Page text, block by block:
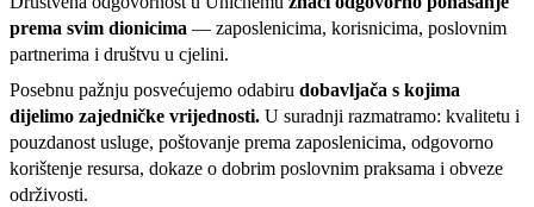
prema svim dionicima — zaposlenicima, korisnicima, poslovnim
partnerima i društvu u cjelini.
Posebnu pažnju posvećujemo odabiru dobavljača s kojima
dijelimo zajedničke vrijednosti. U suradnji razmatramo: kvalitetu i
pouzdanost usluge, poštovanje prema zaposlenicima, odgovorno
korištenje resursa, dokaze o dobrim poslovnim praksama i obveze
održivosti.